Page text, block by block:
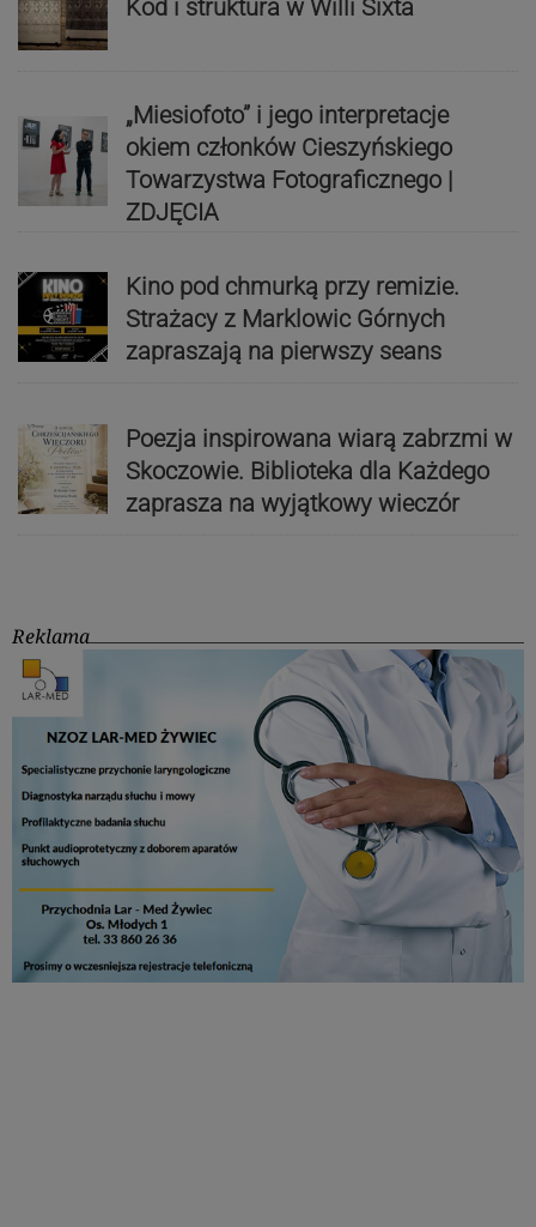
Kod i struktura w Willi Sixta
„Miesiofoto” i jego interpretacje
okiem członków Cieszyńskiego
Towarzystwa Fotograficznego |
ZDJĘCIA
Kino pod chmurką przy remizie.
Strażacy z Marklowic Górnych
zapraszają na pierwszy seans
Poezja inspirowana wiarą zabrzmi w
Skoczowie. Biblioteka dla Każdego
zaprasza na wyjątkowy wieczór
Reklama